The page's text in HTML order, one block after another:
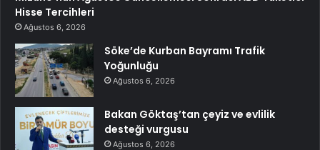
Hisse Tercihleri
Ağustos 6, 2026
Söke’de Kurban Bayramı Trafik
Yoğunluğu
Ağustos 6, 2026
Bakan Göktaş’tan çeyiz ve evlilik
desteği vurgusu
Ağustos 6, 2026